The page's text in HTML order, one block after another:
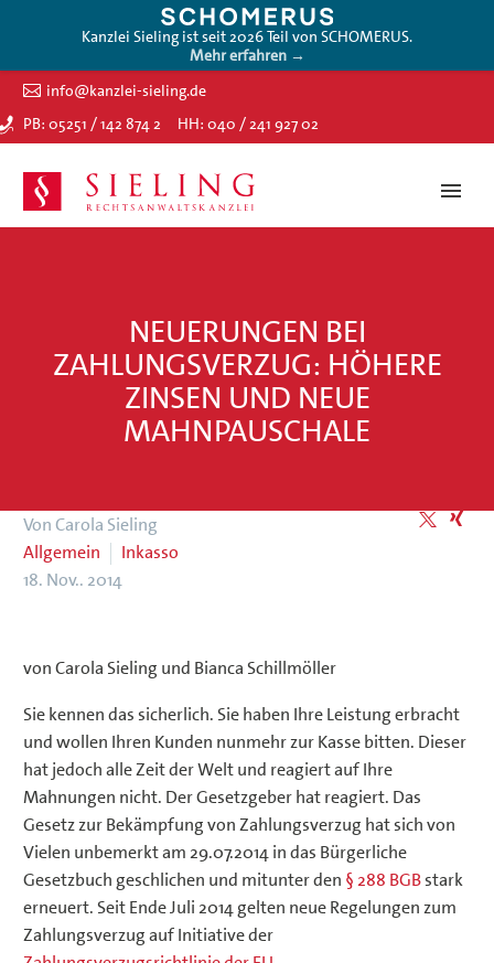
Kanzlei Sieling ist seit 2026 Teil von SCHOMERUS.
Mehr erfahren →
info@kanzlei-sieling.de
PB: 05251 / 142 874 2
HH: 040 / 241 927 02
NEUERUNGEN BEI
ZAHLUNGSVERZUG: HÖHERE
ZINSEN UND NEUE
MAHNPAUSCHALE
Von Carola Sieling
Allgemein
Inkasso
18. Nov.. 2014
von Carola Sieling und Bianca Schillmöller
Sie kennen das sicherlich. Sie haben Ihre Leistung erbracht
und wollen Ihren Kunden nunmehr zur Kasse bitten. Dieser
hat jedoch alle Zeit der Welt und reagiert auf Ihre
Mahnungen nicht. Der Gesetzgeber hat reagiert. Das
Gesetz zur Bekämpfung von Zahlungsverzug hat sich von
Vielen unbemerkt am 29.07.2014 in das Bürgerliche
Gesetzbuch geschlichen und mitunter den § 288 BGBstark
erneuert. Seit Ende Juli 2014 gelten neue Regelungen zum
Zahlungsverzug auf Initiative der